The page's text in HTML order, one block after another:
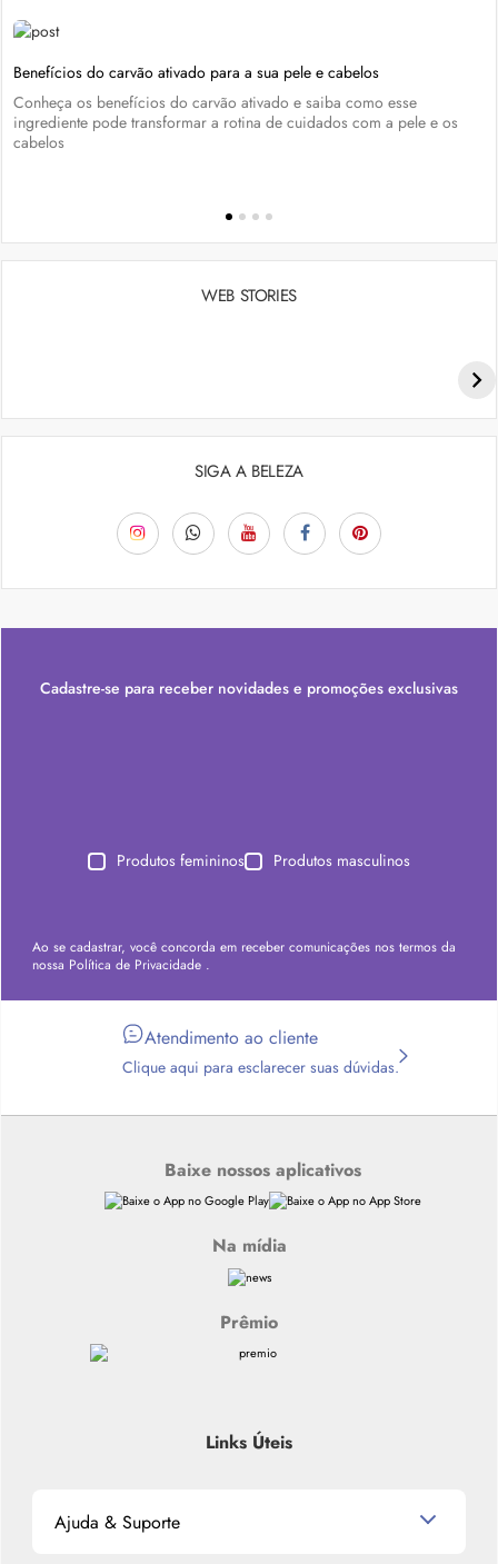
Benefícios do carvão ativado para a sua pele e cabelos
Conheça os benefícios do carvão ativado e saiba como esse
ingrediente pode transformar a rotina de cuidados com a pele e os
cabelos
WEB STORIES
SIGA A BELEZA
Cadastre-se para receber novidades e promoções exclusivas
Produtos femininos Produtos masculinos
Ao se cadastrar, você concorda em receber comunicações nos termos da
nossa Política de Privacidade .
Atendimento ao cliente
Clique aqui para esclarecer suas dúvidas.
Baixe nossos aplicativos
Na mídia
Prêmio
Links Úteis
Ajuda & Suporte